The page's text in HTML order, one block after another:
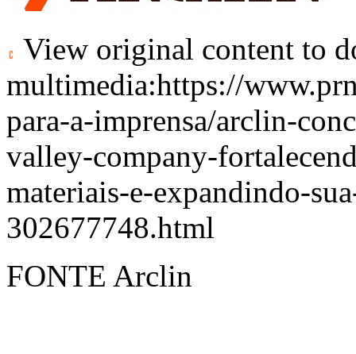
View original content to
multimedia:https://
para-a-imprensa/arclin-
valley-company-
materiais-e-expandindo-
302677748.html
FONTE Arclin